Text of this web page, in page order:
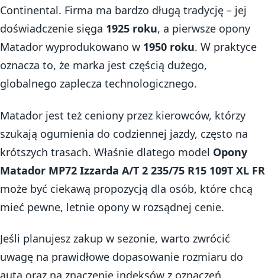
Continental. Firma ma bardzo długą tradycję – jej
doświadczenie sięga 1925 roku, a pierwsze opony
Matador wyprodukowano w 1950 roku. W praktyce
oznacza to, że marka jest częścią dużego,
globalnego zaplecza technologicznego.
Matador jest też ceniony przez kierowców, którzy
szukają ogumienia do codziennej jazdy, często na
krótszych trasach. Właśnie dlatego model Opony
Matador MP72 Izzarda A/T 2 235/75 R15 109T XL FR
może być ciekawą propozycją dla osób, które chcą
mieć pewne, letnie opony w rozsądnej cenie.
Jeśli planujesz zakup w sezonie, warto zwrócić
uwagę na prawidłowe dopasowanie rozmiaru do